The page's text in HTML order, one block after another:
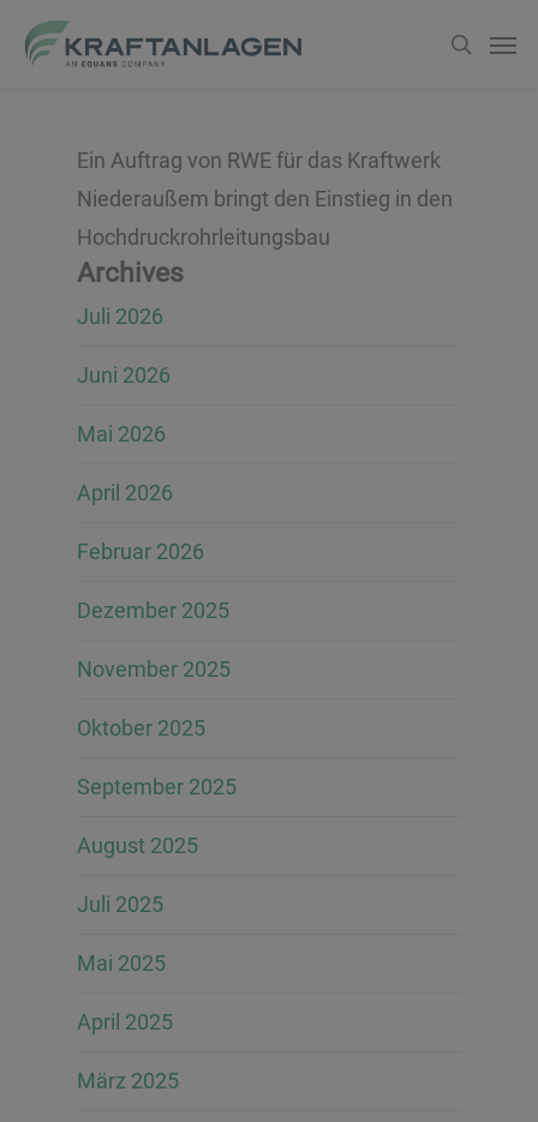
Zum
Hauptinhalt
Ein Auftrag von RWE für das Kraftwerk
Niederaußem bringt den Einstieg in den
Hochdruckrohrleitungsbau
Archives
Juli 2026
Juni 2026
Mai 2026
April 2026
Februar 2026
Dezember 2025
November 2025
Oktober 2025
September 2025
August 2025
Juli 2025
Mai 2025
April 2025
März 2025